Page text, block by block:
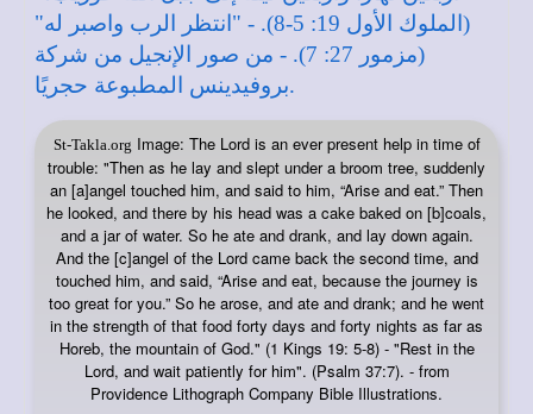
St-Takla.org Image: The Lord is an ever present help in time of
trouble: "Then as he lay and slept under a broom tree, suddenly
an [a]angel touched him, and said to him, “Arise and eat.” Then
he looked, and there by his head was a cake baked on [b]coals,
and a jar of water. So he ate and drank, and lay down again.
And the [c]angel of the Lord came back the second time, and
touched him, and said, “Arise and eat, because the journey is
too great for you.” So he arose, and ate and drank; and he went
in the strength of that food forty days and forty nights as far as
Horeb, the mountain of God." (1 Kings 19: 5-8) - "Rest in the
Lord, and wait patiently for him". (Psalm 37:7). - from
Providence Lithograph Company Bible Illustrations.